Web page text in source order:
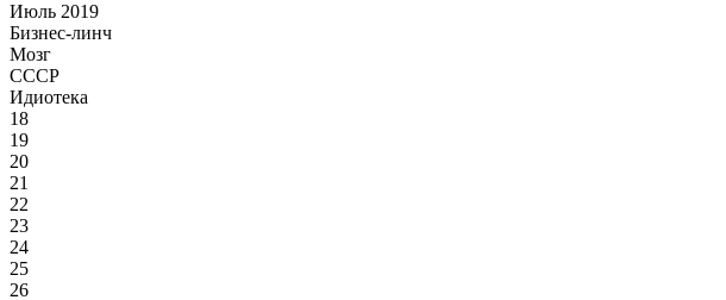
Июль 2019
Бизнес-линч
Мозг
СССР
Идиотека
18
19
20
21
22
23
24
25
26